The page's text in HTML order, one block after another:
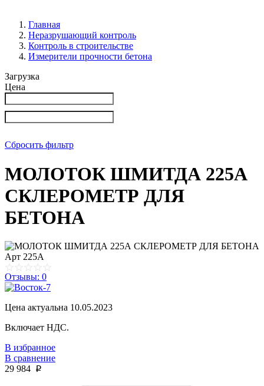
Главная
Неразрушающий контроль
Контроль в строительстве
Измерители прочности бетона
Загрузка
Цена
Сбросить фильтр
МОЛОТОК ШМИТДА 225А
СКЛЕРОМЕТР ДЛЯ
БЕТОНА
Арт 225А
Отзывы: 0
Цена актуальна 10.05.2023
Включает НДС.
В избранное
В сравнение
29 984 p